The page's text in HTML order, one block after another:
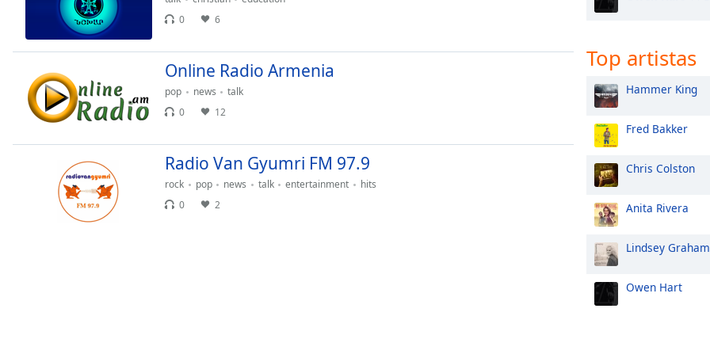
Fullscreen
modal
Beginning
0
6
Online Radio Armenia
pop news
talk
0
12
Radio Van Gyumri FM 97.9
rock pop news talk entertainment
hits
0
2
Top artistas
Hammer King
Fred Bakker
Chris Colston
Anita Rivera
Lindsey Graham
Owen Hart